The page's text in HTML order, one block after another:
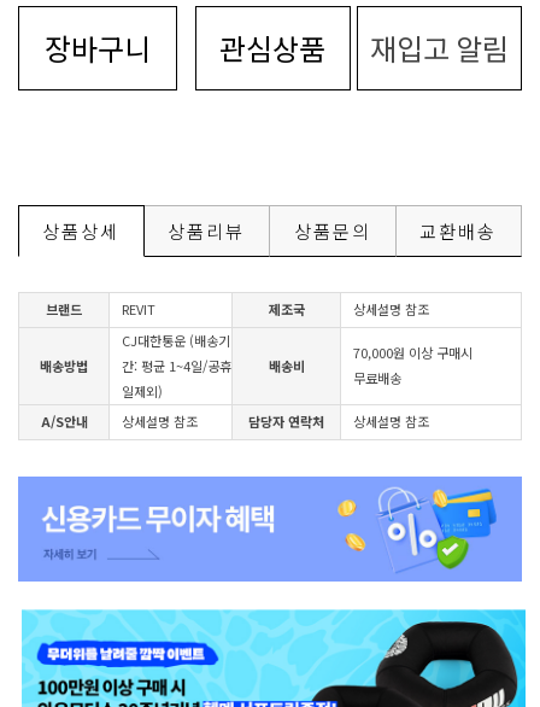
장바구니 관심상품 재입고 알림
상품상세 상품리뷰 상품문의 교환배송
브랜드 REVIT 제조국 상세설명 참조
배송방법
CJ대한통운 (배송기
간: 평균 1~4일/공휴
일제외)
배송비
70,000원 이상 구매시
무료배송
A/S안내 상세설명 참조 담당자 연락처 상세설명 참조